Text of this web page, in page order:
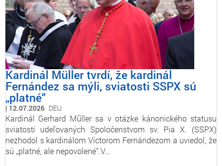
Kardinál Müller tvrdí, že kardinál
Fernández sa mýli, sviatosti SSPX sú
„platné“
12.07.2026 DEU
Kardinál Gerhard Müller sa v otázke kánonického statusu
sviatostí udeľovaných Spoločenstvom sv. Pia X. (SSPX)
nezhodol s kardinálom Víctorom Fernándezom a uviedol, že
sú „platné, ale nepovolené“.V…